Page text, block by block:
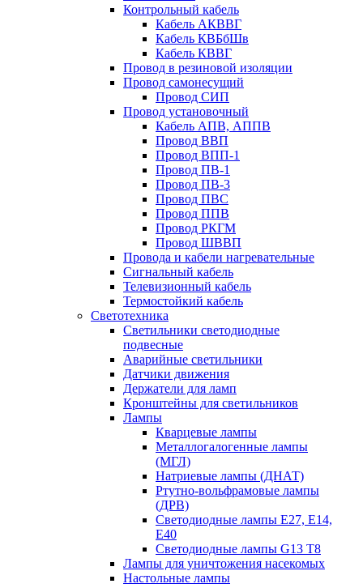
Контрольный кабель
Кабель АКВВГ
Кабель КВБбШв
Кабель КВВГ
Провод в резиновой изоляции
Провод самонесущий
Провод СИП
Провод установочный
Кабель АПВ, АППВ
Провод ВВП
Провод ВПП-1
Провод ПВ-1
Провод ПВ-3
Провод ПВС
Провод ППВ
Провод РКГМ
Провод ШВВП
Провода и кабели нагревательные
Сигнальный кабель
Телевизионный кабель
Термостойкий кабель
Светотехника
Cветильники светодиодные
подвесные
Аварийные светильники
Датчики движения
Держатели для ламп
Кронштейны для светильников
Лампы
Кварцевые лампы
Металлогалогенные лампы
(МГЛ)
Натриевые лампы (ДНАТ)
Ртутно-вольфрамовые лампы
(ДРВ)
Светодиодные лампы E27, E14,
E40
Светодиодные лампы G13 Т8
Лампы для уничтожения насекомых
Настольные лампы